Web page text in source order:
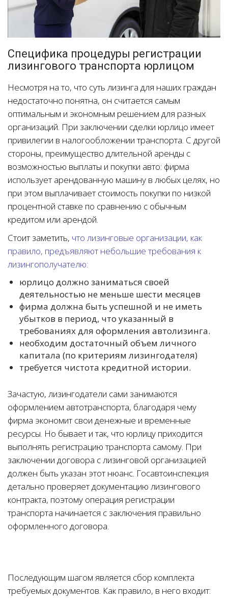
Специфика процедуры регистрации
лизингового транспорта юрлицом
Несмотря на то, что суть лизинга для наших граждан
недостаточно понятна, он считается самым
оптимальным и экономным решением для разных
организаций. При заключении сделки юрлицо имеет
привилегии в налогообложении транспорта. С другой
стороны, преимущество длительной аренды с
возможностью выплаты и покупки авто: фирма
использует арендованную машину в любых целях, но
при этом выплачивает стоимость покупки по низкой
процентной ставке по сравнению с обычным
кредитом или арендой.
Стоит заметить, что лизинговые организации, как
правило, предъявляют небольшие требования к
лизингополучателю:
юрлицо должно заниматься своей
деятельностью не меньше шести месяцев
фирма должна быть успешной и не иметь
убытков в период, что указанный в
требованиях для оформления автолизинга.
необходим достаточный объем личного
капитала (по критериям лизингодателя)
требуется чистота кредитной истории.
Зачастую, лизингодатели сами занимаются
оформлением автотранспорта, благодаря чему
фирма экономит свои денежные и временные
ресурсы. Но бывает и так, что юрлицу приходится
выполнять регистрацию транспорта самому. При
заключении договора с лизинговой организацией
должен быть указан этот нюанс. Госавтоинспекция
детально проверяет документацию лизингового
контракта, поэтому операция регистрации
транспорта начинается с заключения правильно
оформленного договора.
Последующим шагом является сбор комплекта
требуемых документов. Как правило, в него входит: